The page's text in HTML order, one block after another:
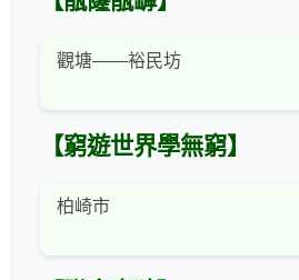
觀塘——裕民坊
【窮遊世界學無窮】
柏崎市